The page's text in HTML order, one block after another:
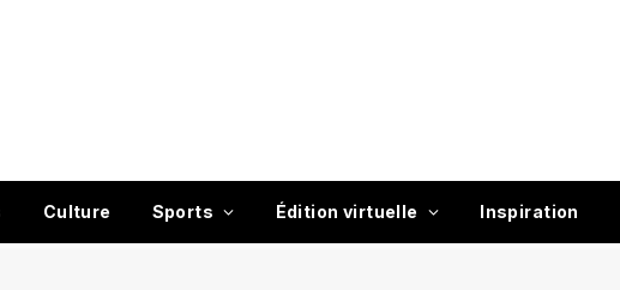
Culture Sports Édition virtuelle Inspiration